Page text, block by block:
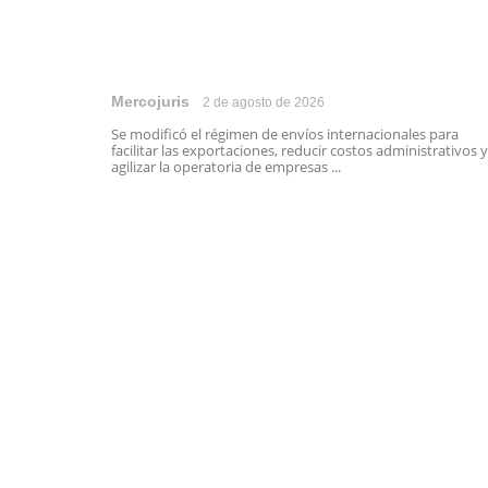
Mercojuris 2 de agosto de 2026
Se modificó el régimen de envíos internacionales para
facilitar las exportaciones, reducir costos administrativos y
agilizar la operatoria de empresas ...